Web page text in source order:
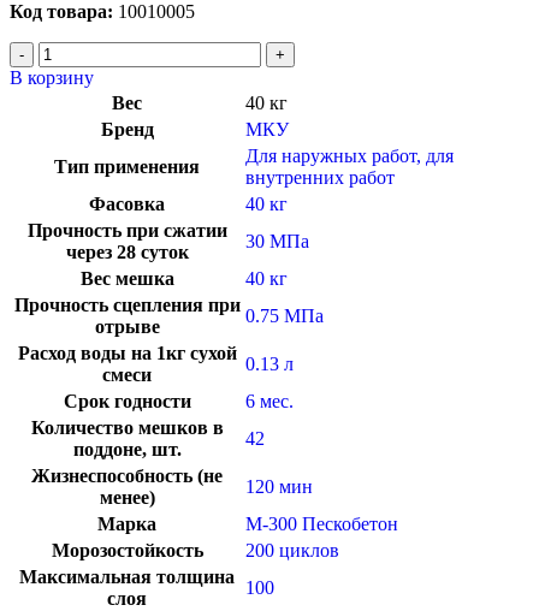
Код товара: 10010005
В корзину
Вес
40 кг
Бренд
МКУ
Тип применения
Для наружных работ, для
внутренних работ
Фасовка
40 кг
Прочность при сжатии
через 28 суток
30 МПа
Вес мешка
40 кг
Прочность сцепления при
отрыве
0.75 МПа
Расход воды на 1кг сухой
смеси
0.13 л
Срок годности
6 мес.
Количество мешков в
поддоне, шт.
42
Жизнеспособность (не
менее)
120 мин
Марка
М-300 Пескобетон
Морозостойкость
200 циклов
Максимальная толщина
слоя
100